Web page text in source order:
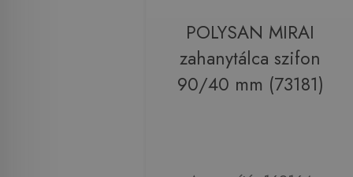
POLYSAN MIRAI
zahanytálca szifon
90/40 mm (73181)